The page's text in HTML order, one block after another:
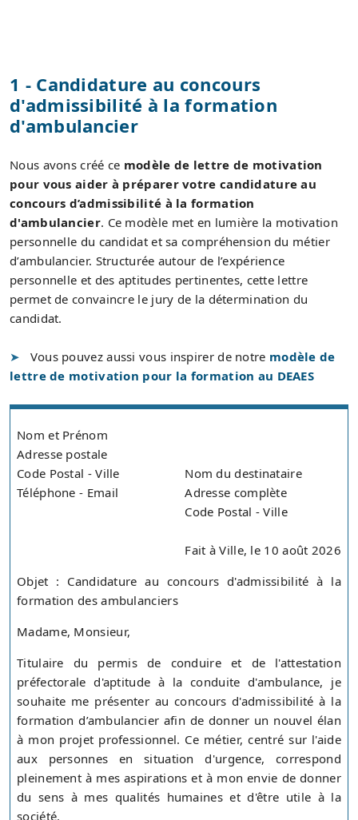
1 - Candidature au concours
d'admissibilité à la formation
d'ambulancier
Nous avons créé ce modèle de lettre de motivation
pour vous aider à préparer votre candidature au
concours d’admissibilité à la formation
d'ambulancier. Ce modèle met en lumière la motivation
personnelle du candidat et sa compréhension du métier
d’ambulancier. Structurée autour de l’expérience
personnelle et des aptitudes pertinentes, cette lettre
permet de convaincre le jury de la détermination du
candidat.
Vous pouvez aussi vous inspirer de notre modèle de
lettre de motivation pour la formation au DEAES
Nom et Prénom
Adresse postale
Code Postal - Ville
Téléphone - Email
Nom du destinataire
Adresse complète
Code Postal - Ville
Fait à Ville, le 10 août 2026
Objet : Candidature au concours d'admissibilité à la
formation des ambulanciers
Madame, Monsieur,
Titulaire du permis de conduire et de l'attestation
préfectorale d'aptitude à la conduite d'ambulance, je
souhaite me présenter au concours d'admissibilité à la
formation d’ambulancier afin de donner un nouvel élan
à mon projet professionnel. Ce métier, centré sur l'aide
aux personnes en situation d'urgence, correspond
pleinement à mes aspirations et à mon envie de donner
du sens à mes qualités humaines et d'être utile à la
société.